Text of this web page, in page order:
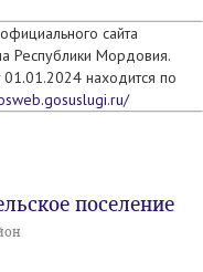
сайта
Республики Мордовия.
находится по
поселение